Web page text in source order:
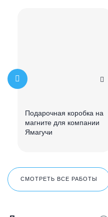
Подарочная коробка на
магните для компании
Ямагучи
СМОТРЕТЬ ВСЕ РАБОТЫ